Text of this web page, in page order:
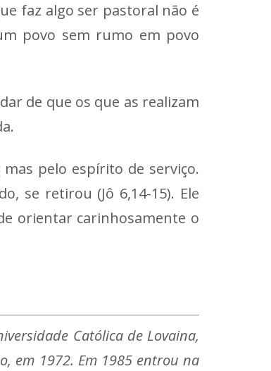
faz algo ser pastoral não é
povo sem rumo em povo
de que os que as realizam
pelo espírito de serviço.
se retirou (Jô 6,14-15). Ele
orientar carinhosamente o
Católica de Lovaina,
em 1972. Em 1985 entrou na